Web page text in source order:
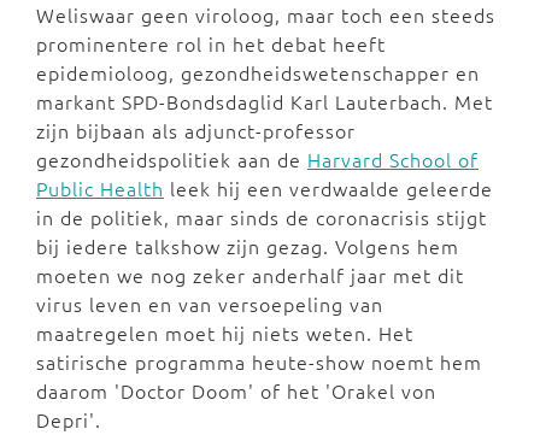
Weliswaar geen viroloog, maar toch een steeds
prominentere rol in het debat heeft
epidemioloog, gezondheidswetenschapper en
markant SPD-Bondsdaglid Karl Lauterbach. Met
zijn bijbaan als adjunct-professor
gezondheidspolitiek aan de Harvard School of
Public Health leek hij een verdwaalde geleerde
in de politiek, maar sinds de coronacrisis stijgt
bij iedere talkshow zijn gezag. Volgens hem
moeten we nog zeker anderhalf jaar met dit
virus leven en van versoepeling van
maatregelen moet hij niets weten. Het
satirische programma heute-show noemt hem
daarom 'Doctor Doom' of het 'Orakel von
Depri'.